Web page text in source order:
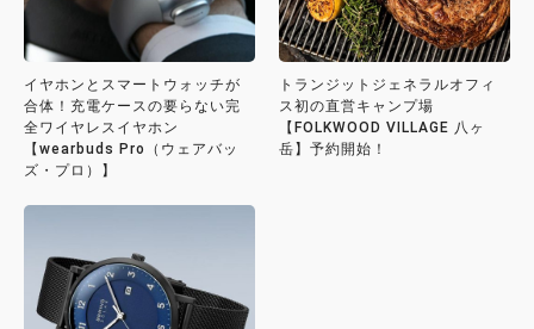
イヤホンとスマートウォッチが
合体！充電ケースの要らない完
全ワイヤレスイヤホン
【wearbuds Pro（ウェアバッ
ズ・プロ）】
トランジットジェネラルオフィ
ス初の直営キャンプ場
【FOLKWOOD VILLAGE 八ヶ
岳】予約開始！